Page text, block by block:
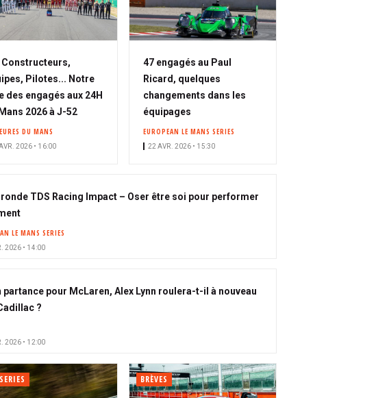
A
b
o
n
n
é
Constructeurs,
Pilotes... Notre
des engagés aux 24H
2026 à J-52
DU MANS
2026 • 16:00
47 engagés au Paul
Ricard, quelques
changements dans les
équipages
EUROPEAN LE MANS SERIES
22 AVR. 2026 • 15:30
TDS Racing Impact – Oser être soi pour performer
LE MANS SERIES
2026 • 14:00
partance pour McLaren, Alex Lynn roulera-t-il à nouveau
?
2026 • 12:00
BRÈVES